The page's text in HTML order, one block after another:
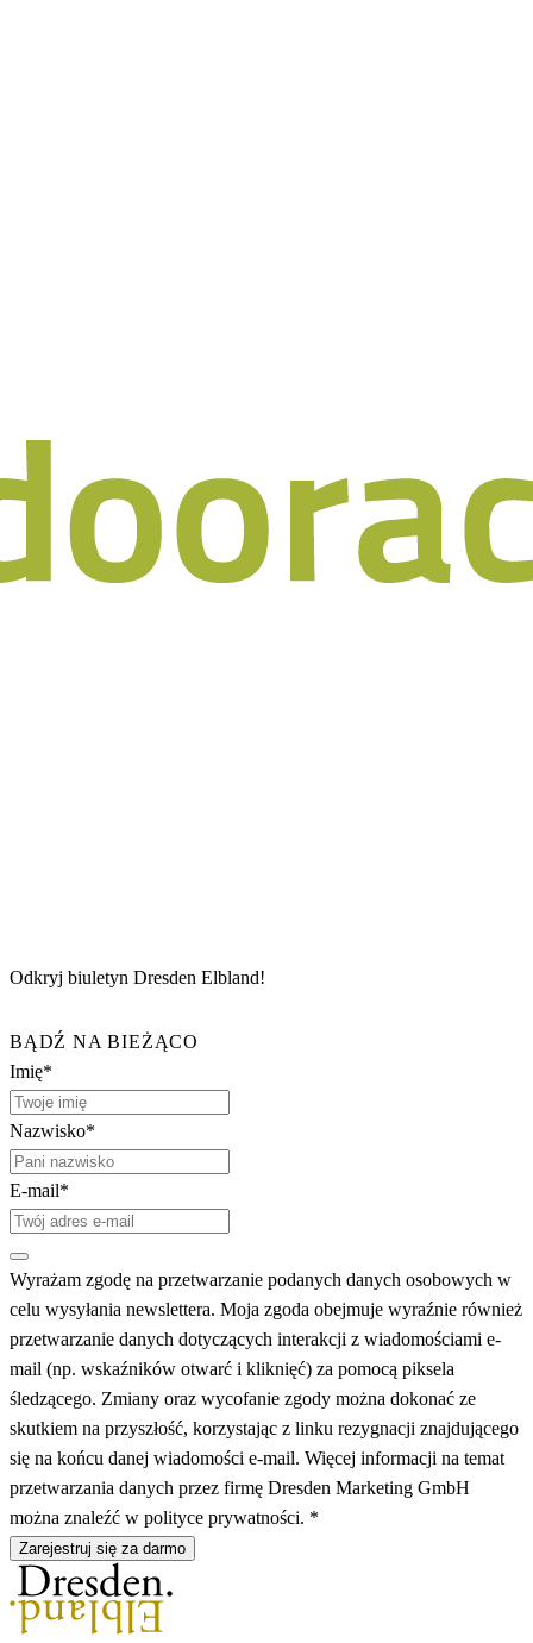
Odkryj biuletyn Dresden Elbland!
BĄDŹ NA BIEŻĄCO
Imię*
Nazwisko*
E-mail*
Wyrażam zgodę na przetwarzanie podanych danych osobowych w
celu wysyłania newslettera. Moja zgoda obejmuje wyraźnie również
przetwarzanie danych dotyczących interakcji z wiadomościami e-
mail (np. wskaźników otwarć i kliknięć) za pomocą piksela
śledzącego. Zmiany oraz wycofanie zgody można dokonać ze
skutkiem na przyszłość, korzystając z linku rezygnacji znajdującego
się na końcu danej wiadomości e-mail. Więcej informacji na temat
przetwarzania danych przez firmę Dresden Marketing GmbH
można znaleźć w polityce prywatności. *
Zarejestruj się za darmo